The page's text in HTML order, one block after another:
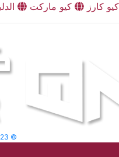
كيو كارز
كيو ماركت
©